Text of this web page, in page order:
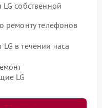
собственной
ремонту телефонов
в течении часа
LG